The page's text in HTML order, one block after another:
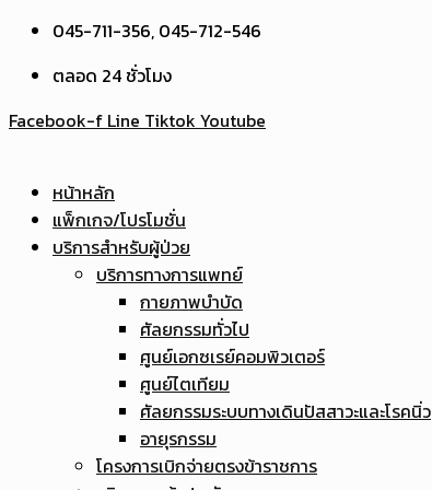
045-711-356, 045-712-546
ตลอด 24 ชั่วโมง
Facebook-f Line Tiktok Youtube
หน้าหลัก
แพ็กเกจ/โปรโมชั่น
บริการสำหรับผู้ป่วย
บริการทางการแพทย์
กายภาพบำบัด
ศัลยกรรมทั่วไป
ศูนย์เอกซเรย์คอมพิวเตอร์
ศูนย์ไตเทียม
ศัลยกรรมระบบทางเดินปัสสาวะและโรคนิ่ว
อายุรกรรม
โครงการเบิกจ่ายตรงข้าราชการ